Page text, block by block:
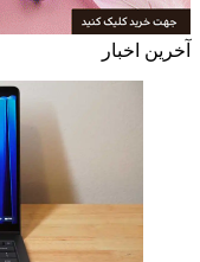
آخرین اخبار